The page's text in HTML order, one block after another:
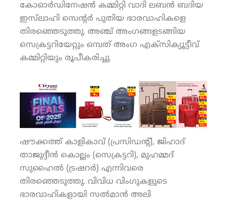
കോഓര്‍ഡിനേഷന്‍ കമ്മിറ്റി വാദി ലബന്‍ ബദിയ
ഇസ്‌ലാഹി സെന്റര്‍ പുതിയ ഭാരവാഹികളെ
തിരഞ്ഞെടുത്തു. അഞ്ച് അംഗങ്ങളടങ്ങിയ
സെക്രട്ടറിയേറ്റും ഒമ്പത് അംഗ എക്‌സിക്യൂട്ടീവ്
കമ്മിറ്റിയും രൂപീകരിച്ചു.
ഷൗക്കത്ത് കാളികാവ് (പ്രസിഡന്റ്), ജിഹാദ്
താജുദ്ദീന്‍ കൊല്ലം (സെക്രട്ടറി), മുഹമ്മദ്
സുഹൈല്‍ (ട്രഷറര്‍) എന്നിവരെ
തിരഞ്ഞെടുത്തു. വിവിധ വിംഗുകളുടെ
ഭാരവാഹികളായി സല്‍മാന്‍ അലി